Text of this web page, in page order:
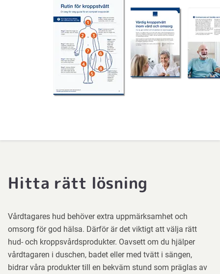
Hitta rätt lösning
Vårdtagares hud behöver extra uppmärksamhet och
omsorg för god hälsa. Därför är det viktigt att välja rätt
hud- och kroppsvårdsprodukter. Oavsett om du hjälper
vårdtagaren i duschen, badet eller med tvätt i sängen,
bidrar våra produkter till en bekväm stund som präglas av